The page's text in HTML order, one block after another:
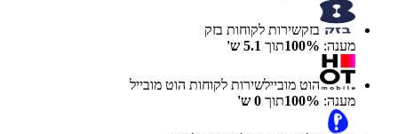
בזקשירות לקוחות בזק
מענה:
100% תוך 5.1 ש'
הוט מוביילשירות לקוחות הוט מובייל
מענה:
100% תוך 0 ש'